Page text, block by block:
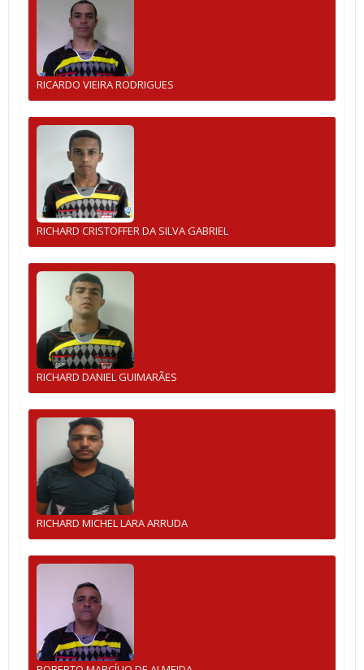
RICARDO VIEIRA RODRIGUES
RICHARD CRISTOFFER DA SILVA GABRIEL
RICHARD DANIEL GUIMARÃES
RICHARD MICHEL LARA ARRUDA